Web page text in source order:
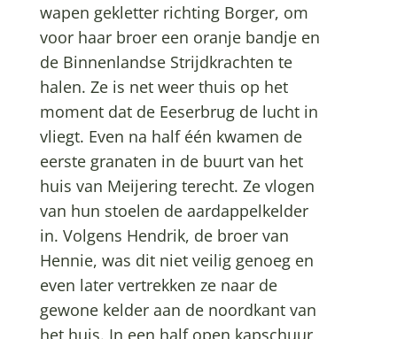
wapen gekletter richting Borger, om
voor haar broer een oranje bandje en
de Binnenlandse Strijdkrachten te
halen. Ze is net weer thuis op het
moment dat de Eeserbrug de lucht in
vliegt. Even na half één kwamen de
eerste granaten in de buurt van het
huis van Meijering terecht. Ze vlogen
van hun stoelen de aardappelkelder
in. Volgens Hendrik, de broer van
Hennie, was dit niet veilig genoeg en
even later vertrekken ze naar de
gewone kelder aan de noordkant van
het huis. In een half open kapschuur